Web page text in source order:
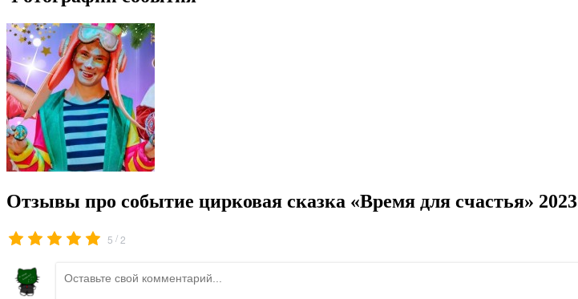
Отзывы про событие цирковая сказка «Время для счастья» 2023
5 /2